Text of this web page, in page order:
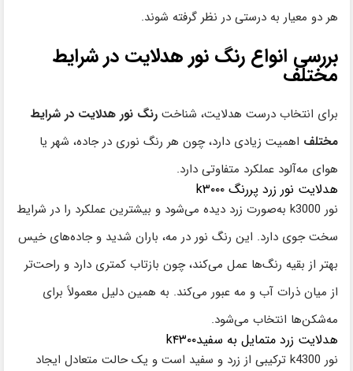
هر دو معیار به‌ درستی در نظر گرفته شوند.
بررسی انواع رنگ نور هدلایت در شرایط
مختلف
برای انتخاب درست هدلایت، شناخترنگ نور هدلایت در شرایط
مختلف اهمیت زیادی دارد، چون هر رنگ نوری در جاده، شهر یا
هوای مه‌آلود عملکرد متفاوتی دارد.
هدلایت نور زرد پررنگ k۳۰۰۰
نور k3000 به‌صورت زرد دیده می‌شود و بیشترین عملکرد را در شرایط
سخت جوی دارد. این رنگ نور در مه، باران شدید و جاده‌های خیس
بهتر از بقیه رنگ‌ها عمل می‌کند، چون بازتاب کمتری دارد و راحت‌تر
از میان ذرات آب و مه عبور می‌کند. به همین دلیل معمولاً برای
مه‌شکن‌ها انتخاب می‌شود.
هدلایت زرد متمایل به سفیدk۴۳۰۰
نور k4300 ترکیبی از زرد و سفید است و یک حالت متعادل ایجاد